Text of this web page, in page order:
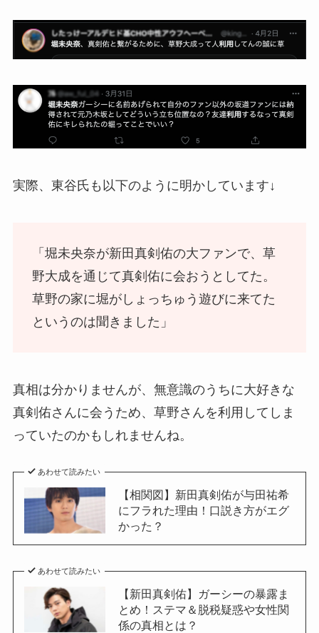
実際、東谷氏も以下のように明かしています↓
「堀未央奈が新田真剣佑の大ファンで、草
野大成を通じて真剣佑に会おうとしてた。
草野の家に堀がしょっちゅう遊びに来てた
というのは聞きました」
真相は分かりませんが、無意識のうちに大好きな
真剣佑さんに会うため、草野さんを利用してしま
っていたのかもしれませんね。
あわせて読みたい
【相関図】新田真剣佑が与田祐希
にフラれた理由！口説き方がエグ
かった？
あわせて読みたい
【新田真剣佑】ガーシーの暴露ま
とめ！ステマ＆脱税疑惑や女性関
係の真相とは？